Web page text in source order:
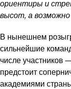
ориентиры и
высот, а
В нынешнем
сильнейшие
числе участников
предстоит
академиями